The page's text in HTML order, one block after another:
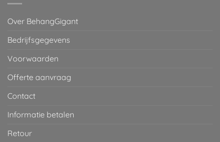
Over BehangGigant
Bedrijfsgegevens
Voorwaarden
Offerte aanvraag
Contact
Informatie betalen
Retour